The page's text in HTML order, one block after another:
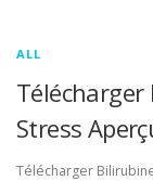
ALL
Télécharger
Stress
Télécharger